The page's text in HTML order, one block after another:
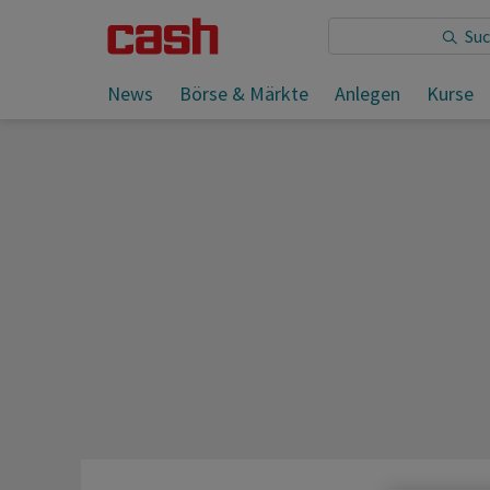
News Börse & Märkte Anlegen Kurse
Sie lesen: